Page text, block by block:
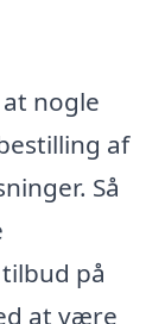
nogle
af
Så
på
at være